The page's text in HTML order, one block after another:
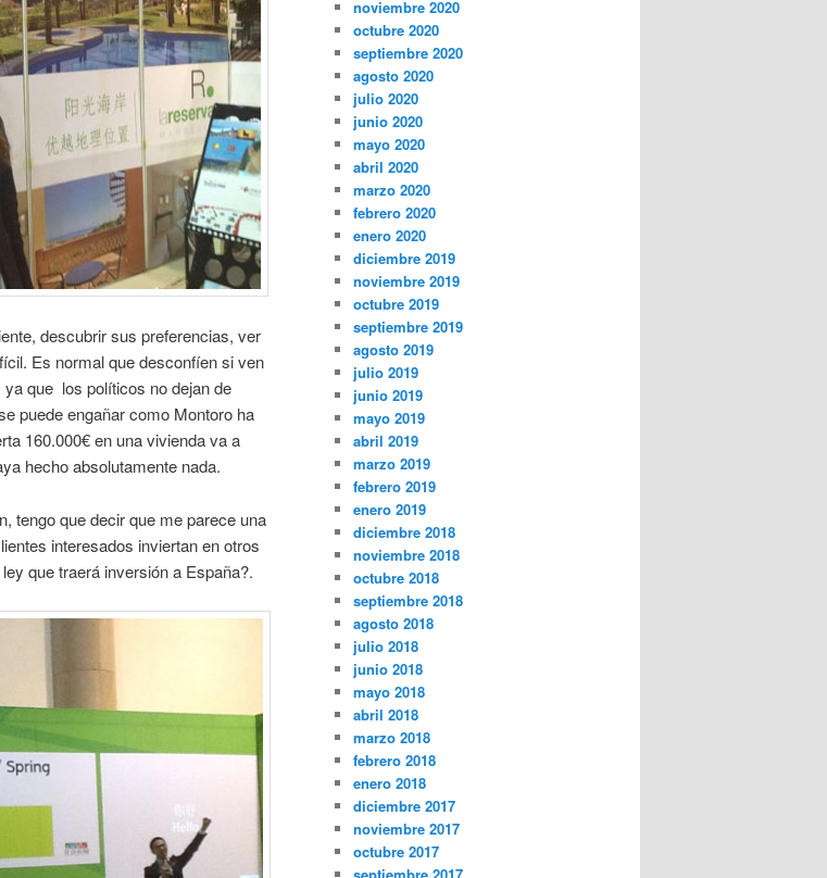
descubrir sus preferencias, ver
Es normal que desconfíen si ven
ya que los políticos no dejan de
puede engañar como Montoro ha
160.000€ en una vivienda va a
hecho absolutamente nada.
tengo que decir que me parece una
interesados inviertan en otros
que traerá inversión a España?.
noviembre 2020
octubre 2020
septiembre 2020
agosto 2020
julio 2020
junio 2020
mayo 2020
abril 2020
marzo 2020
febrero 2020
enero 2020
diciembre 2019
noviembre 2019
octubre 2019
septiembre 2019
agosto 2019
julio 2019
junio 2019
mayo 2019
abril 2019
marzo 2019
febrero 2019
enero 2019
diciembre 2018
noviembre 2018
octubre 2018
septiembre 2018
agosto 2018
julio 2018
junio 2018
mayo 2018
abril 2018
marzo 2018
febrero 2018
enero 2018
diciembre 2017
noviembre 2017
octubre 2017